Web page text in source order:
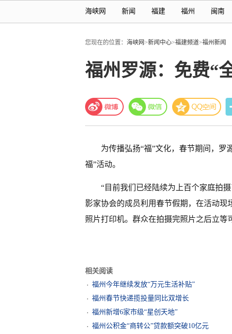
海峡网 新闻 福建 福州 闽南
您现在的位置： 海峡网>新闻中心>福建频道>福州新闻
福州罗源：免费“
为传播弘扬“福”文化，春节期间，罗
福”活动。
“目前我们已经陆续为上百个家庭拍
影家协会的成员利用春节假期，在活动
照片打印机。群众在拍摄完照片之后立等
相关阅读
福州今年继续发放“万元生活补贴”
福州春节快递揽投量同比双增长
福州新增6家市级“星创天地”
福州公积金“商转公”贷款额突破10亿元